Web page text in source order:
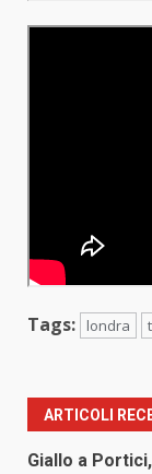
Tags: londra
ARTICOLI
Giallo a